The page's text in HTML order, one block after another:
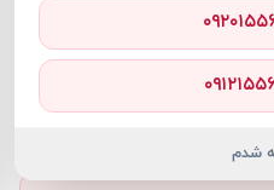
RT16217
ناموجود
شدم